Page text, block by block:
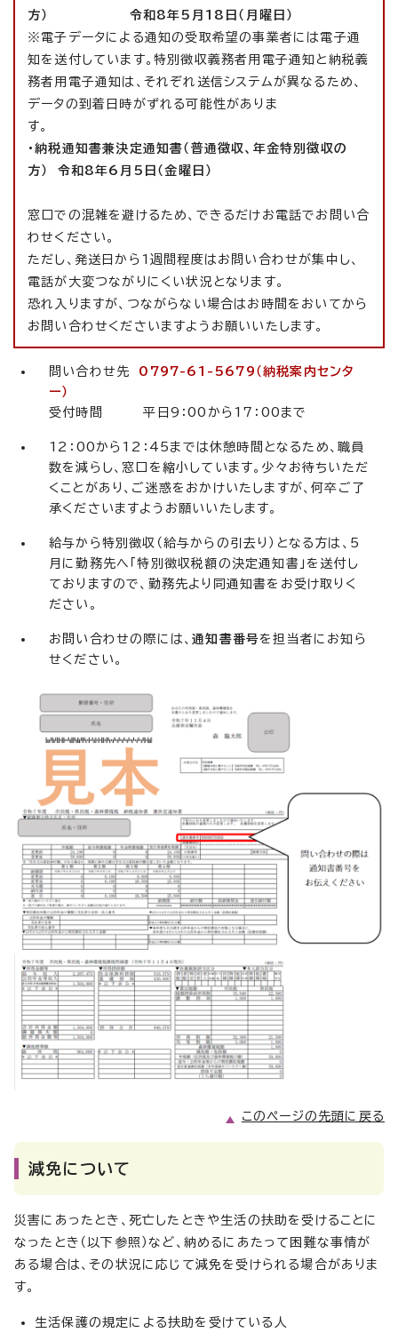
方） 令和8年5月18日（月曜日）
※電子データによる通知の受取希望の事業者には電子通
知を送付しています。特別徴収義務者用電子通知と納税義
務者用電子通知は、それぞれ送信システムが異なるため、
データの到着日時がずれる可能性がありま
す。
・納税通知書兼決定通知書（普通徴収、年金特別徴収の
方）
令和8年6月5日（金曜日）
窓口での混雑を避けるため、できるだけお電話でお問い合
わせください。
ただし、発送日から1週間程度はお問い合わせが集中し、
電話が大変つながりにくい状況となります。
恐れ入りますが、つながらない場合はお時間をおいてから
お問い合わせくださいますようお願いいたします。
問い合わせ先 0797-61-5679（納税案内センタ
ー）
受付時間 平日9：00から17：00まで
12：00から12：45までは休憩時間となるため、職員
数を減らし、窓口を縮小しています。少々お待ちいただ
くことがあり、ご迷惑をおかけいたしますが、何卒ご了
承くださいますようお願いいたします。
給与から特別徴収（給与からの引去り）となる方は、5
月に勤務先へ「特別徴収税額の決定通知書」を送付し
ておりますので、勤務先より同通知書をお受け取りく
ださい。
お問い合わせの際には、通知書番号を担当者にお知ら
せください。
このページの先頭に戻る
減免について
災害にあったとき、死亡したときや生活の扶助を受けることに
なったとき（以下参照）など、納めるにあたって困難な事情が
ある場合は、その状況に応じて減免を受けられる場合がありま
す。
生活保護の規定による扶助を受けている人